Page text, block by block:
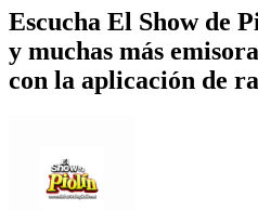
Escucha El Show de
y muchas más
con la aplicación de